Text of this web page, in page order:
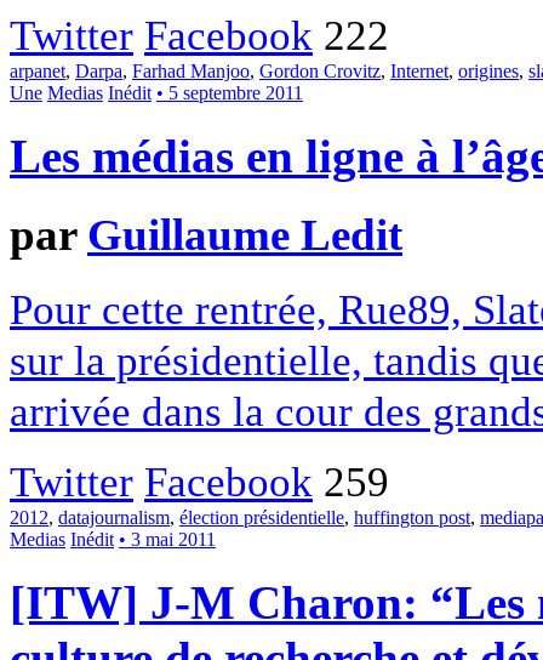
Twitter Facebook 222
arpanet, Darpa, Farhad Manjoo, Gordon Crovitz, Internet, origines,
Une Medias Inédit • 5 septembre 2011
Les médias en ligne à
par Guillaume Ledit
Pour cette rentrée, Rue89,
sur la présidentielle, tandis
arrivée dans la cour des
Twitter Facebook 259
2012, datajournalism, élection présidentielle, huffington post,
Medias Inédit • 3 mai 2011
[ITW] J-M Charon: “Les